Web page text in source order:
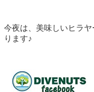
今夜は、美味しいヒラ
ります♪